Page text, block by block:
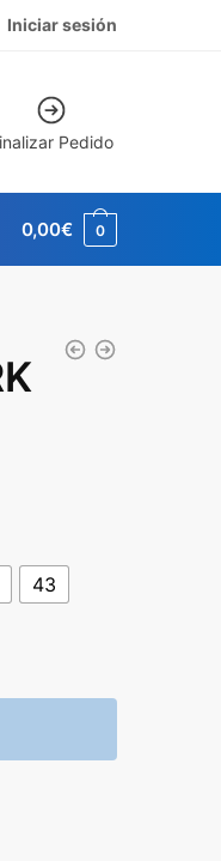
Iniciar sesión
Pedido
0,00€ 0
43